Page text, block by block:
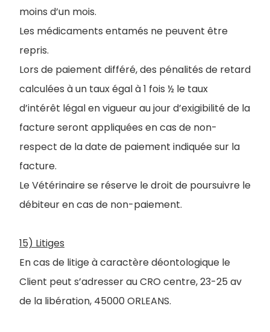
moins d’un mois.
Les médicaments entamés ne peuvent être
repris.
Lors de paiement différé, des pénalités de retard
calculées à un taux égal à 1 fois ½ le taux
d’intérêt légal en vigueur au jour d’exigibilité de la
facture seront appliquées en cas de non-
respect de la date de paiement indiquée sur la
facture.
Le Vétérinaire se réserve le droit de poursuivre le
débiteur en cas de non-paiement.
15) Litiges
En cas de litige à caractère déontologique le
Client peut s’adresser au CRO centre, 23-25 av
de la libération, 45000 ORLEANS.